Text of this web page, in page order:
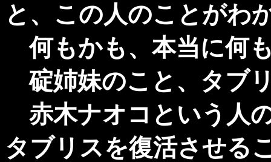
と、この人のことがわ
何もかも、本当に何
碇姉妹のこと、タブ
赤木ナオコという人
タブリスを復活させる